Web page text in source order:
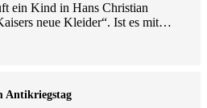
ein Kind in Hans Christian
neue Kleider“. Ist es mit…
Antikriegstag